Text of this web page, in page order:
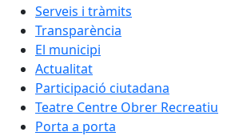
Serveis i tràmits
Transparència
El municipi
Actualitat
Participació ciutadana
Teatre Centre Obrer Recreatiu
Porta a porta